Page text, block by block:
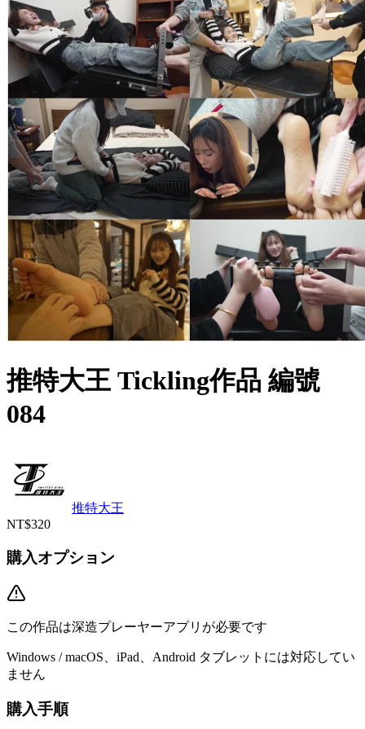
推特大王 Tickling作品 編號
084
推特大王
NT$320
購入オプション
この作品は深造プレーヤーアプリが必要です
Windows / macOS、iPad、Android タブレットには対応してい
ません
購入手順